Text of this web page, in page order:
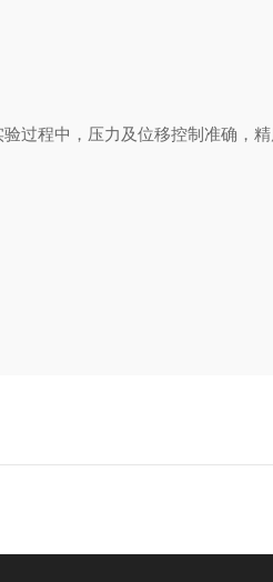
过程中，压力及位移控制准确，